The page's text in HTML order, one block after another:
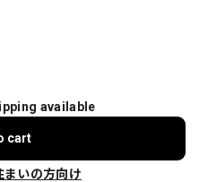
available
cart
まいの方向け